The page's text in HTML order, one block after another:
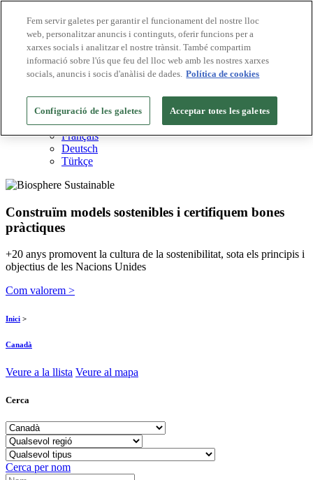
Destinacions Biosphere
Empreses Biosphere
Com valorem
Sobre nosaltres
English
Español
Português
Français
Deutsch
Türkçe
Construïm models sostenibles i certifiquem bones
pràctiques
+20 anys promovent la cultura de la sostenibilitat, sota els principis i
objectius de les Nacions Unides
Com valorem >
Inici >
Canadà
Veure a la llista Veure al mapa
Cerca
Cerca per nom
Fem servir galetes per garantir el funcionament del nostre lloc
web, personalitzar anuncis i continguts, oferir funcions per a
xarxes socials i analitzar el nostre trànsit. També compartim
informació sobre l'ús que feu del lloc web amb les nostres xarxes
socials, anuncis i socis d'anàlisi de dades. Política de cookies
Configuració de les galetes Acceptar totes les galetes